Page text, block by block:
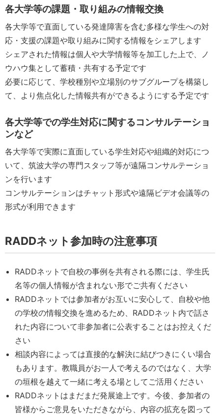
各大学等の課題・取り組みの情報交換
各大学等で直面している発達障害を含む多様な学生への対
応・支援の課題や取り組みに関する情報をシェアします
シェアされた情報は個人や大学情報等を加工した上で、ノ
ウハウ集として蓄積・共有する予定です
必要に応じて、学校種別や立場別のサブグループを構築し
て、より焦点化した情報共有ができるようにする予定です
各大学等での学生対応に関するコンサルテーショ
ンなど
各大学等で実際に直面している学生対応や組織的対応につ
いて、筑波大学の専門スタッフ等が遠隔コンサルテーショ
ンを行います
コンサルテーションはチャット形式や遠隔ビデオ会議等の
形式が利用できます
RADDネット参加時の注意事項
RADDネットで自校の事例を共有される際には、学生氏
名等の個人情報が含まれない形でご共有ください
RADDネットでは参加者がお互いに安心して、自校や他
の学校の情報交換を進めるため、RADDネット内で話さ
れた内容について非参加者に公表することはお控えくだ
さい
相談内容によっては直接的な解決に結びつきにくい場合
もあります。教職員がお一人で考えるのではなく、大学
の垣根を越えて一緒に考える場としてご活用ください
RADDネットはまだまだ発展途上です。今後、参加者の
皆様からご意見をいただきながら、内容の拡充を図って